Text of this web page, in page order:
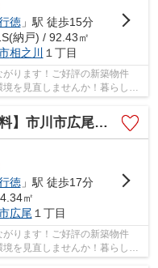
徳」駅 徒歩15分
納戸) / 92.43㎡
相之川 １丁目
ります！ご好評の新築物件
を見直しませんか！暮らしの
大きな...
川市広尾 新築戸建て
徳」駅 徒歩17分
㎡
広尾 １丁目
ります！ご好評の新築物件
を見直しませんか！暮らしの
大きな...